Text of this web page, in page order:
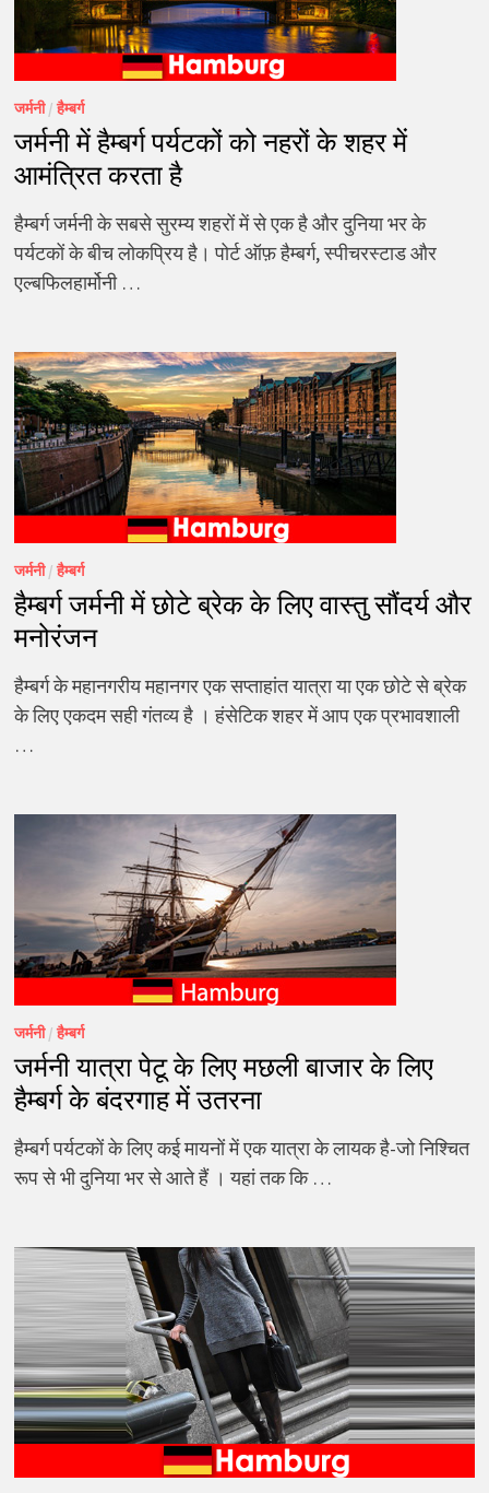
जर्मनी/हैम्बर्ग
जर्मनी में हैम्बर्ग पर्यटकों को नहरों के शहर में
आमंत्रित करता है
हैम्बर्ग जर्मनी के सबसे सुरम्य शहरों में से एक है और दुनिया भर के
पर्यटकों के बीच लोकप्रिय है। पोर्ट ऑफ़ हैम्बर्ग, स्पीचरस्टाड और
एल्बफिलहार्मोनी …
जर्मनी/हैम्बर्ग
हैम्बर्ग जर्मनी में छोटे ब्रेक के लिए वास्तु सौंदर्य और
मनोरंजन
हैम्बर्ग के महानगरीय महानगर एक सप्ताहांत यात्रा या एक छोटे से ब्रेक
के लिए एकदम सही गंतव्य है । हंसेटिक शहर में आप एक प्रभावशाली
…
जर्मनी/हैम्बर्ग
जर्मनी यात्रा पेटू के लिए मछली बाजार के लिए
हैम्बर्ग के बंदरगाह में उतरना
हैम्बर्ग पर्यटकों के लिए कई मायनों में एक यात्रा के लायक है-जो निश्चित
रूप से भी दुनिया भर से आते हैं । यहां तक कि …